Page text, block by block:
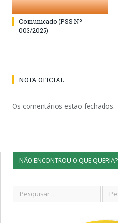
Comunicado (PSS Nº
003/2025)
NOTA OFICIAL
Os comentários estão fechados.
NÃO ENCONTROU O QUE QUERIA?